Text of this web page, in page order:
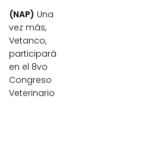
(NAP) Una
vez más,
Vetanco,
participará
en el 8vo
Congreso
Veterinario